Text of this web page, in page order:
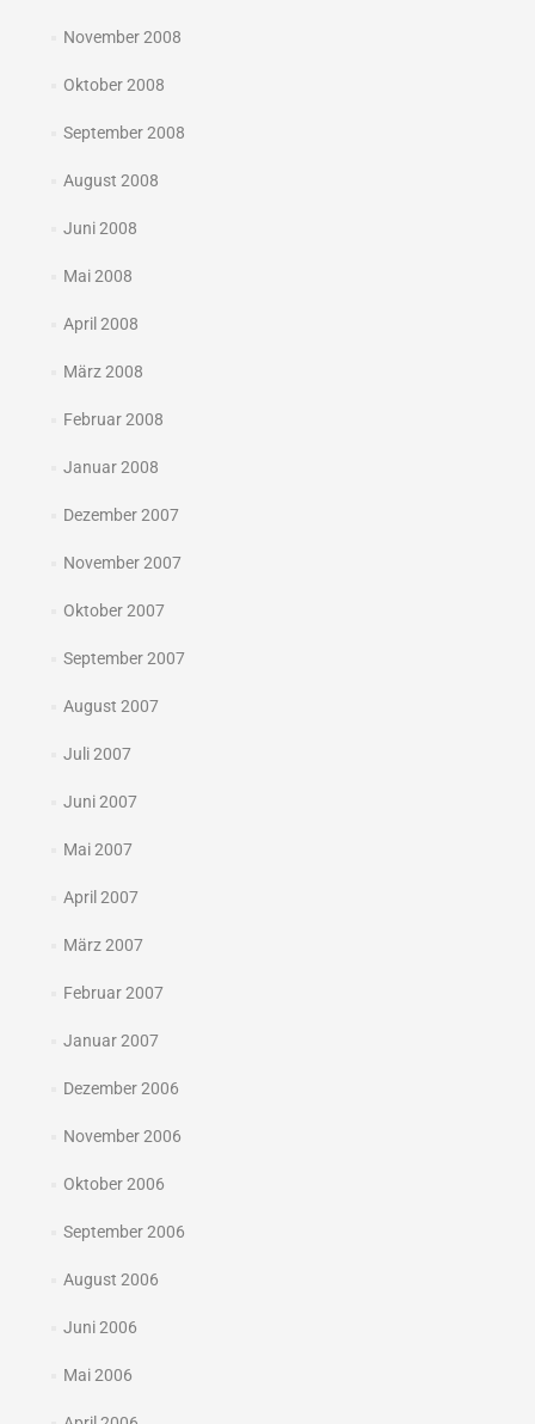
November 2008
Oktober 2008
September 2008
August 2008
Juni 2008
Mai 2008
April 2008
März 2008
Februar 2008
Januar 2008
Dezember 2007
November 2007
Oktober 2007
September 2007
August 2007
Juli 2007
Juni 2007
Mai 2007
April 2007
März 2007
Februar 2007
Januar 2007
Dezember 2006
November 2006
Oktober 2006
September 2006
August 2006
Juni 2006
Mai 2006